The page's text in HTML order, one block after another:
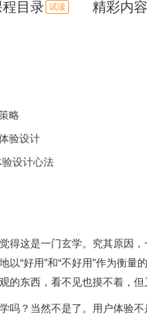
程目录 试读 精彩内容
略
验设计
设计心法
得这是一门玄学。究其原因
以“好用”和“不好用”作为衡
的东西，看不见也摸不着，
吗？当然不是了。用户体验